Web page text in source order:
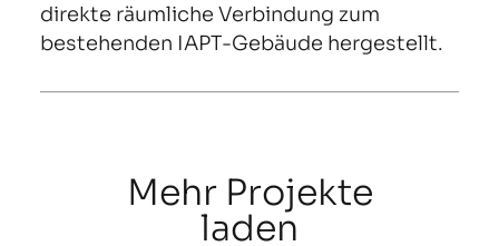
direkte räumliche Verbindung zum
bestehenden IAPT-Gebäude hergestellt.
Mehr Projekte
laden